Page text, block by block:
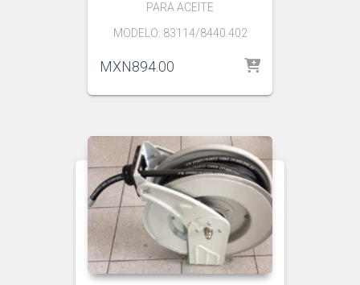
PARA ACEITE
MODELO: 83114/8440.402
MXN894.00